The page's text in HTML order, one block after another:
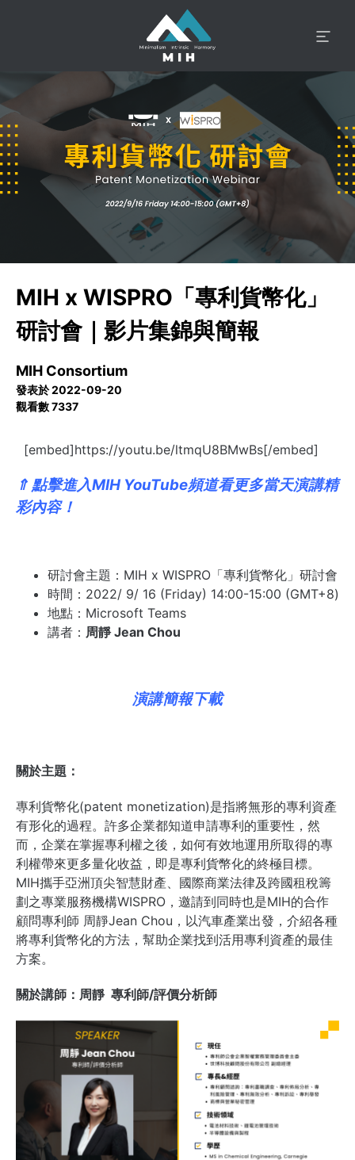
MIH x WISPRO「專利貨幣化」
研討會｜影片集錦與簡報
MIH Consortium
發表於 2022-09-20
觀看數 7337
[embed]https://youtu.be/ltmqU8BMwBs[/embed]
⇑ 點擊進入MIH YouTube頻道看更多當天演講精
彩內容！
研討會主題：MIH x WISPRO「專利貨幣化」研討會
時間：2022/ 9/ 16 (Friday) 14:00-15:00 (GMT+8)
地點：Microsoft Teams
講者： 周靜 Jean Chou
演講簡報下載
關於主題：
專利貨幣化(patent monetization)是指將無形的專利資產
有形化的過程。許多企業都知道申請專利的重要性，然
而，企業在掌握專利權之後，如何有效地運用所取得的專
利權帶來更多量化收益，即是專利貨幣化的終極目標。
MIH攜手亞洲頂尖智慧財產、國際商業法律及跨國租稅籌
劃之專業服務機構WISPRO，邀請到同時也是MIH的合作
顧問專利師 周靜Jean Chou，以汽車產業出發，介紹各種
將專利貨幣化的方法，幫助企業找到活用專利資產的最佳
方案。
關於講師： 周靜 專利師/評價分析師